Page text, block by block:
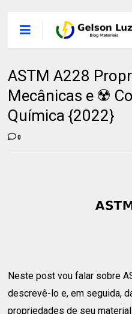
ASTM A228
Mecânicas e ☢️
Química {2022}
0
Neste post vou falar sobre
descrevê-lo e, em seguida,
propriedades de seu material.